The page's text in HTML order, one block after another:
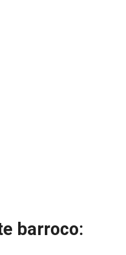
barroco: